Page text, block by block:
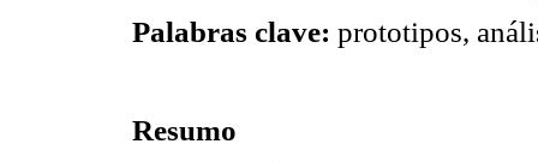
Palabras clave: prototipos,
Resumo